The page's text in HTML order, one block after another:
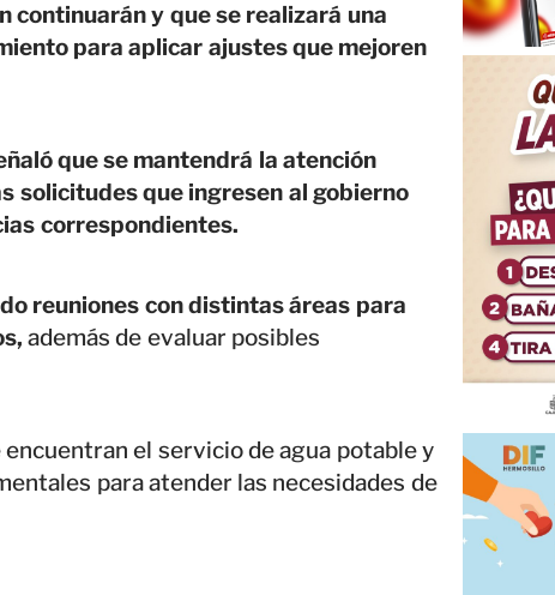
continuarán y que se realizará una
para aplicar ajustes que mejoren
que se mantendrá la atención
solicitudes que ingresen al gobierno
correspondientes.
reuniones con distintas áreas para
además de evaluar posibles
el servicio de agua potable y
para atender las necesidades de